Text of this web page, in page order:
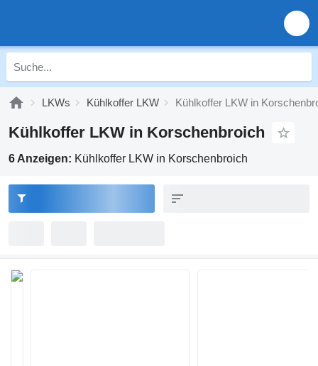
LKWs Kühlkoffer LKW Kühlkoffer LKW in
Kühlkoffer LKW in Korschenbroich
6 Anzeigen: Kühlkoffer LKW in Korschenbroich